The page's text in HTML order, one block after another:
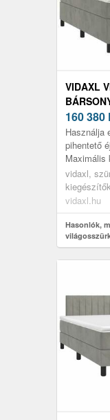
VIDAXL
160 380
Használja
pihentető
Maximális
kellemes
vidaxl,
ágykeretek
vidaxl.hu
Hasonlók,
matraccal